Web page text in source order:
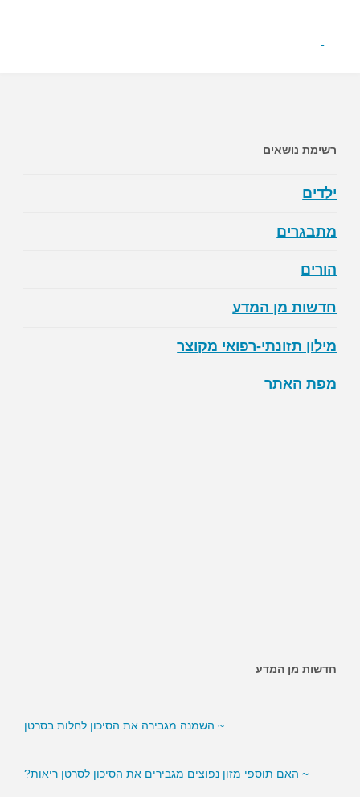
רשימת נושאים
ילדים
מתבגרים
הורים
חדשות מן המדע
מילון תזונתי-רפואי מקוצר
מפת האתר
חדשות מן המדע
~ האם ממתיקים מלאכותיים מגבירים את הסיכון לסוכרת?
~ השמנה מגבירה את הסיכון לחלות בסרטן
~ האם תוספי מזון נפוצים מגבירים את הסיכון לסרטן ריאות?